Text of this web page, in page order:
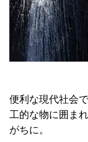
便利な現代社会
工的な物に囲ま
がちに。